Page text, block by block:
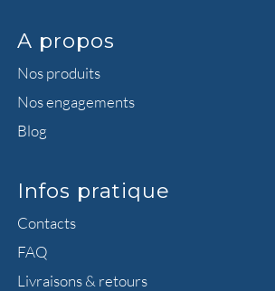
A propos
Nos produits
Nos engagements
Blog
Infos pratique
Contacts
FAQ
Livraisons & retours